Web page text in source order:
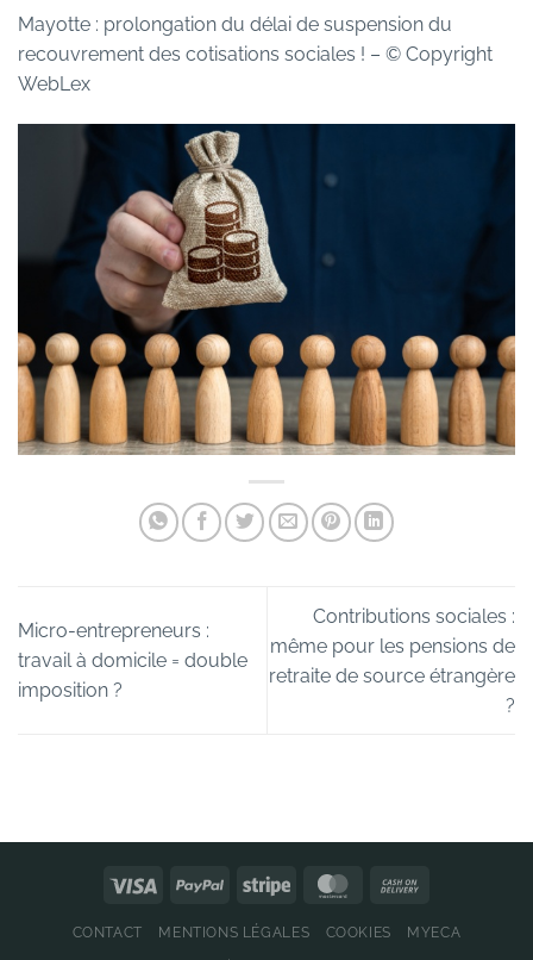
Mayotte : prolongation du délai de suspension du
recouvrement des cotisations sociales ! – © Copyright
WebLex
Micro-entrepreneurs :
travail à domicile = double
imposition ?
Contributions sociales :
même pour les pensions de
retraite de source étrangère
?
CONTACT MENTIONS LÉGALES COOKIES MYECA